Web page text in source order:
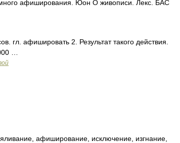
афиширования. Юон О живописи. Лекс. БАС
гл. афишировать 2. Результат такого действия.
…
афиширование, исключение, изгнание,